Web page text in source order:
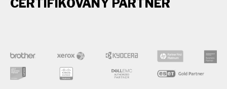
CERTIFIKOVANÝ PARTNER